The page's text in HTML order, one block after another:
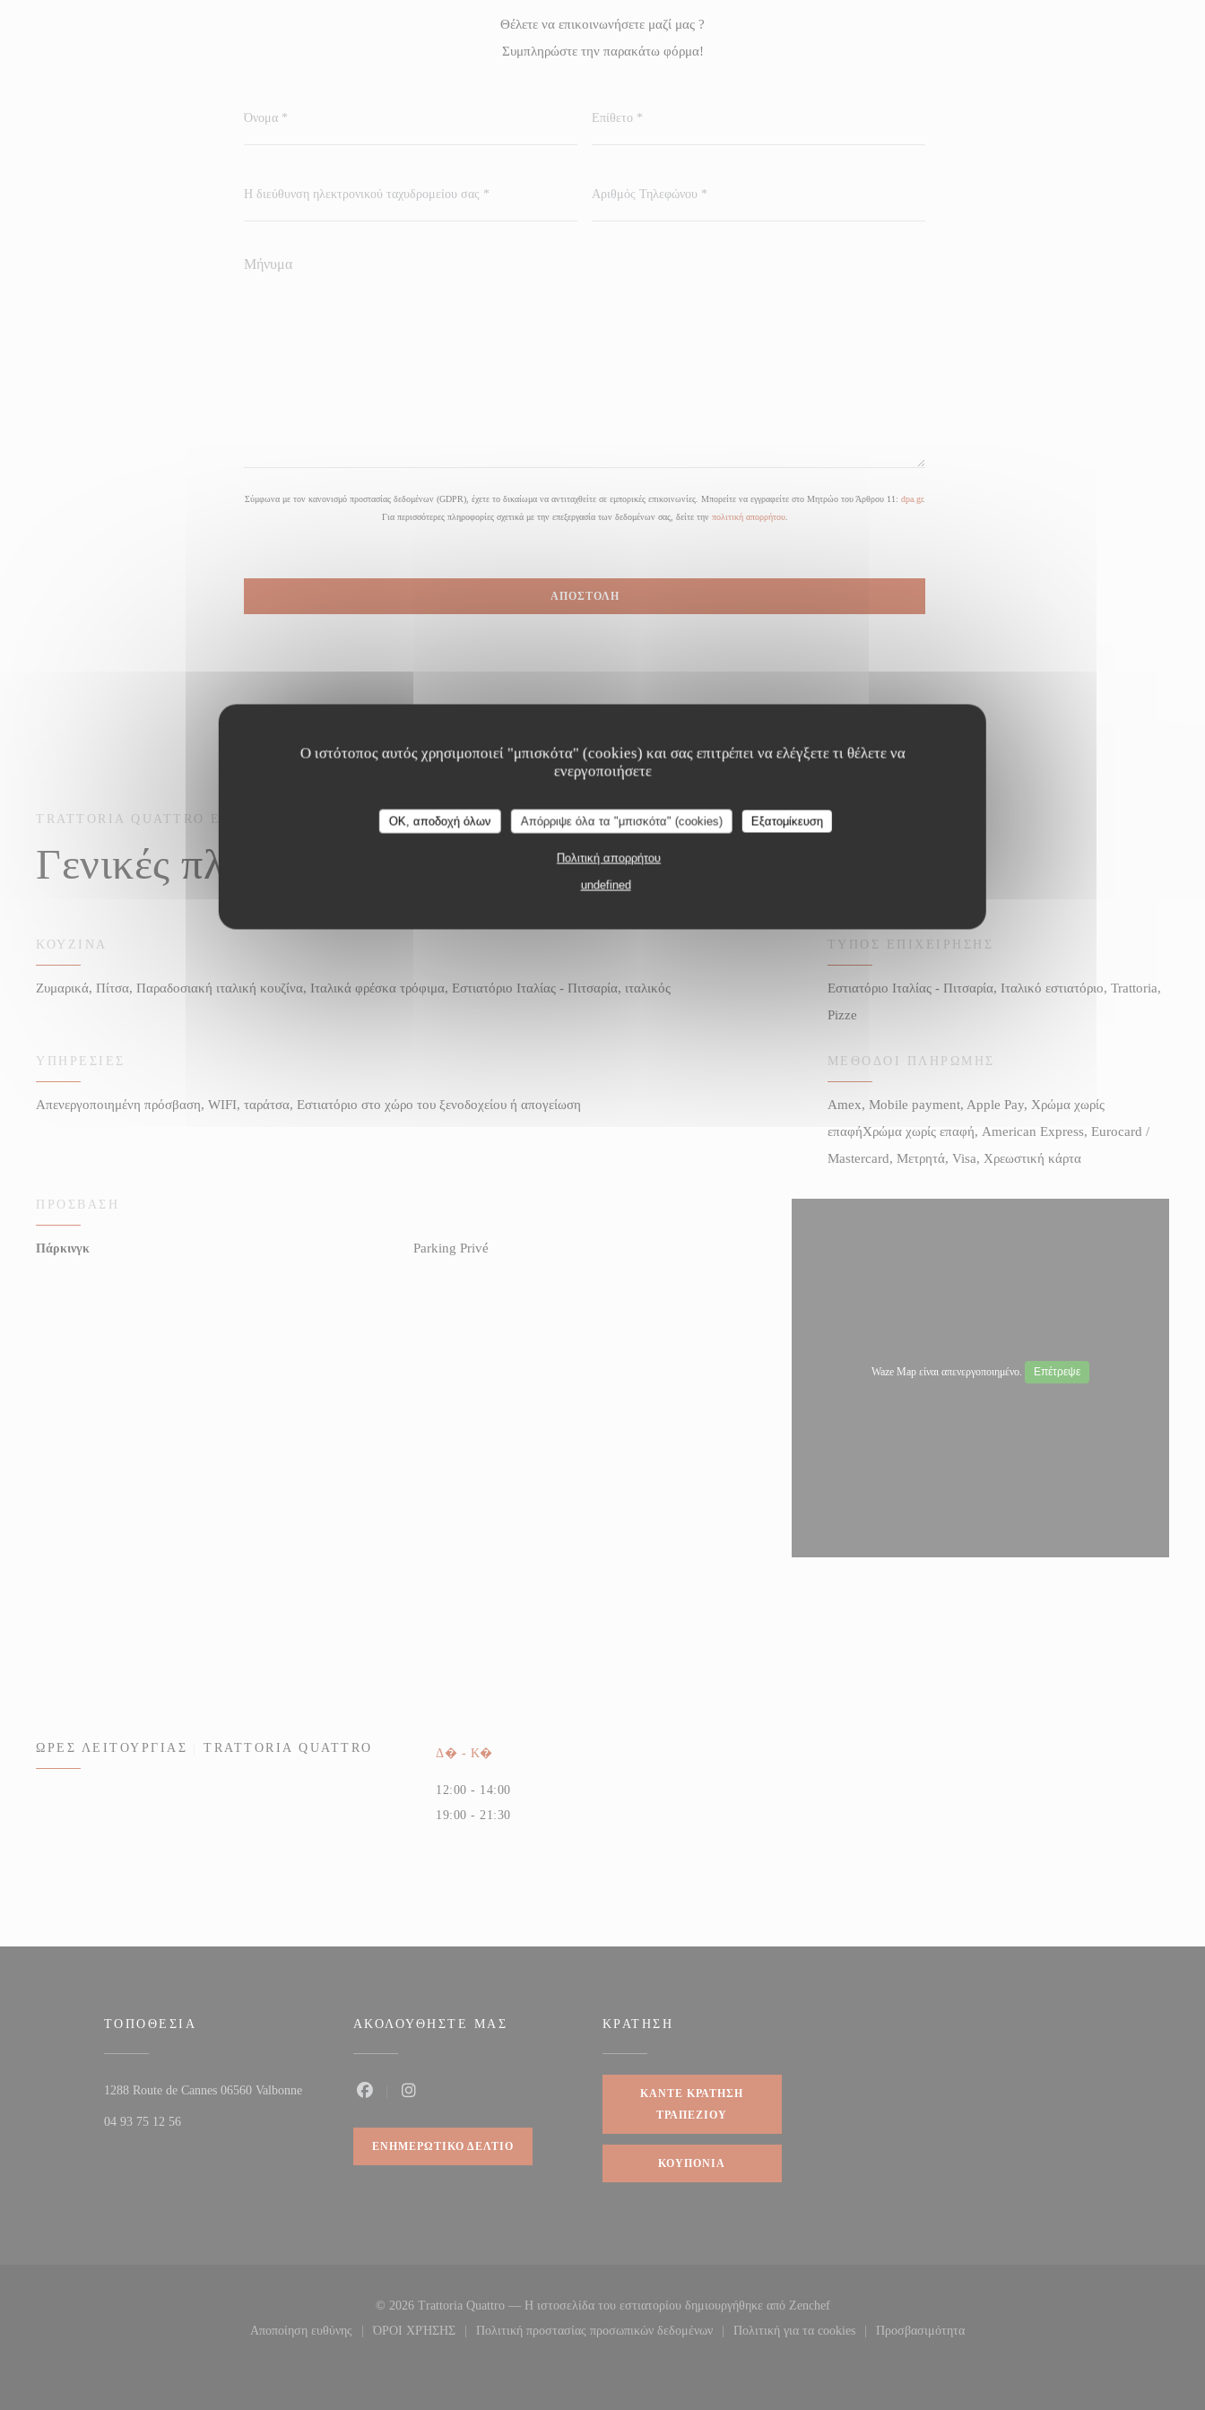
Ο ιστότοπος αυτός χρησιμοποιεί "μπισκότα" (cookies) και σας επιτρέπει να ελέγξετε τι θέλετε να
ενεργοποιήσετε
OK, αποδοχή όλων Απόρριψε όλα τα "μπισκότα" (cookies) Εξατομίκευση
Πολιτική απορρήτου
undefined
Θέλετε να επικοινωνήσετε μαζί μας ?
Συμπληρώστε την παρακάτω φόρμα!
Σύμφωνα με τον κανονισμό προστασίας δεδομένων (GDPR), έχετε το δικαίωμα να αντιταχθείτε σε εμπορικές επικοινωνίες. Μπορείτε να εγγραφείτε στο Μητρώο του Άρθρου 11: dpa.gr.
Για περισσότερες πληροφορίες σχετικά με την επεξεργασία των δεδομένων σας, δείτε την πολιτική απορρήτου.
TRATTORIA QUATTRO ΕΣΤΙΑΤΌΡΙΟ ΙΤΑΛΊΑΣ - ΠΙΤΣΑΡΊΑVALBONNE
Γενικές πληροφορίες
ΚΟΥΖΊΝΑ
Ζυμαρικά, Πίτσα, Παραδοσιακή ιταλική κουζίνα, Ιταλικά φρέσκα τρόφιμα, Εστιατόριο Ιταλίας - Πιτσαρία, ιταλικός
ΤΎΠΟΣ ΕΠΙΧΕΊΡΗΣΗΣ
Εστιατόριο Ιταλίας - Πιτσαρία, Ιταλικό εστιατόριο, Trattoria,
Pizze
ΥΠΗΡΕΣΊΕΣ
Απενεργοποιημένη πρόσβαση, WIFI, ταράτσα, Εστιατόριο στο χώρο του ξενοδοχείου ή απογείωση
ΜΈΘΟΔΟΙ ΠΛΗΡΩΜΉΣ
Amex, Mobile payment, Apple Pay, Χρώμα χωρίς
επαφήΧρώμα χωρίς επαφή, American Express, Eurocard /
Mastercard, Μετρητά, Visa, Χρεωστική κάρτα
ΠΡΌΣΒΑΣΗ
Πάρκινγκ Parking Privé
Waze Map είναι απενεργοποιημένο. Επέτρεψε
ΏΡΕΣ ΛΕΙΤΟΥΡΓΊΑΣ TRATTORIA QUATTRO Δ� - Κ�
12:00 - 14:00
19:00 - 21:30
ΤΟΠΟΘΕΣΊΑ
1288 Route de Cannes 06560 Valbonne((ανοίγει σε νέο παράθυρο))
04 93 75 12 56
ΑΚΟΛΟΥΘΉΣΤΕ ΜΑΣ
ΕΝΗΜΕΡΩΤΙΚΌ ΔΕΛΤΊΟ
ΚΡΆΤΗΣΗ
ΚΆΝΤΕ ΚΡΆΤΗΣΗ
ΤΡΑΠΕΖΙΟΎ
ΚΟΥΠΌΝΙΑ
© 2026 Trattoria Quattro — Η ιστοσελίδα του εστιατορίου δημιουργήθηκε από Zenchef((ανοίγει σε νέο παράθυρο))
Αποποίηση ευθύνης
((ανοίγει σε νέο παράθυρο))
ΌΡΟΙ ΧΡΉΣΗΣ
((ανοίγει σε νέο παράθυρο))
Πολιτική προστασίας προσωπικών δεδομένων
((ανοίγει σε νέο παράθυρο))
Πολιτική για τα cookies
((ανοίγει σε νέο παράθυρο))
Προσβασιμότητα
((ανοίγει σε νέο παράθυρο))
Trattoria Quattro